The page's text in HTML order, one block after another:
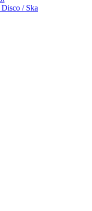
/ Ska